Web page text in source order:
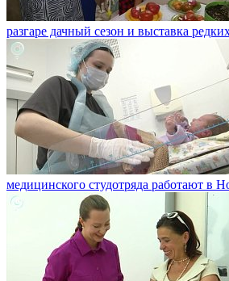
разгаре дачный сезон и выставка
медицинского студотряда работают в